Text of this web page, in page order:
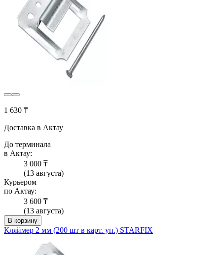
1 630 ₸
Доставка в Актау
До терминала
в Актау:
3 000 ₸
(13 августа)
Курьером
по Актау:
3 600 ₸
(13 августа)
В корзину
Кляймер 2 мм (200 шт в карт. уп.) STARFIX